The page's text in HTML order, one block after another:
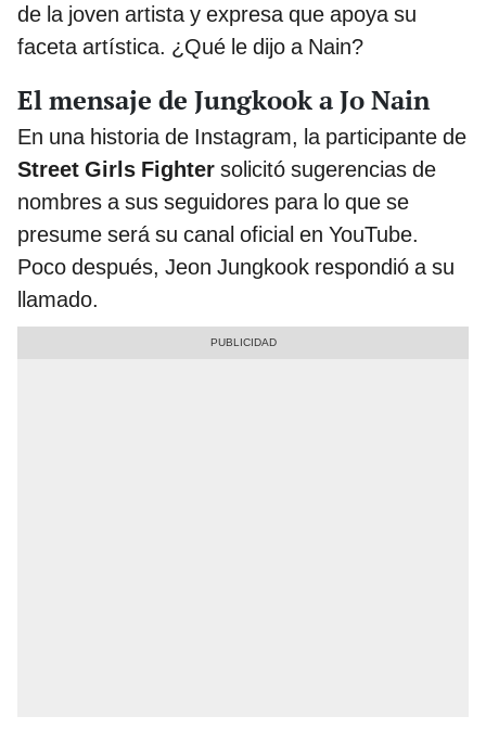
de la joven artista y expresa que apoya su
faceta artística. ¿Qué le dijo a Nain?
El mensaje de Jungkook a Jo Nain
En una historia de Instagram, la participante de
Street Girls Fighter solicitó sugerencias de
nombres a sus seguidores para lo que se
presume será su canal oficial en YouTube.
Poco después, Jeon Jungkook respondió a su
llamado.